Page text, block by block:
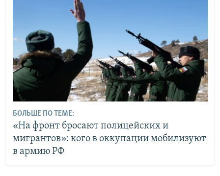
БОЛЬШЕ ПО ТЕМЕ:
«На фронт бросают полицейских и
мигрантов»: кого в оккупации мобилизуют
в армию РФ